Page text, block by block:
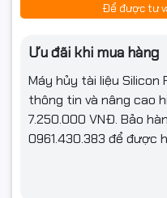
Để được tư
Ưu đãi khi mua hàng
Máy hủy tài liệu Silicon
thông tin và nâng cao
7.250.000 VNĐ. Bảo
0961.430.383 để được